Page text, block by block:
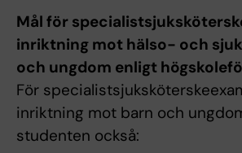
Mål för
inriktning mot hälso- och
och ungdom enligt
För
inriktning mot barn och
studenten också: